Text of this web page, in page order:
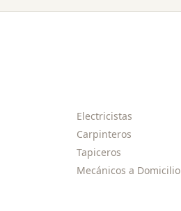
Electricistas
Carpinteros
Tapiceros
Mecánicos a Domicilio